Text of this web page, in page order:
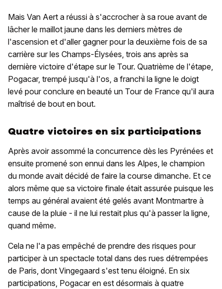
Mais Van Aert a réussi à s'accrocher à sa roue avant de
lâcher le maillot jaune dans les derniers mètres de
l'ascension et d'aller gagner pour la deuxième fois de sa
carrière sur les Champs-Élysées, trois ans après sa
dernière victoire d'étape sur le Tour. Quatrième de l'étape,
Pogacar, trempé jusqu'à l'os, a franchi la ligne le doigt
levé pour conclure en beauté un Tour de France qu'il aura
maîtrisé de bout en bout.
Quatre victoires en six participations
Après avoir assommé la concurrence dès les Pyrénées et
ensuite promené son ennui dans les Alpes, le champion
du monde avait décidé de faire la course dimanche. Et ce
alors même que sa victoire finale était assurée puisque les
temps au général avaient été gelés avant Montmartre à
cause de la pluie - il ne lui restait plus qu'à passer la ligne,
quand même.
Cela ne l'a pas empêché de prendre des risques pour
participer à un spectacle total dans des rues détrempées
de Paris, dont Vingegaard s'est tenu éloigné. En six
participations, Pogacar en est désormais à quatre